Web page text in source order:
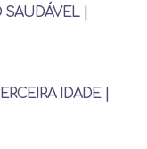
|
IDADE |